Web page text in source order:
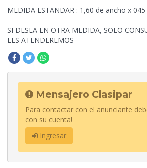
MEDIDA ESTANDAR : 1,60 de ancho x
SI DESEA EN OTRA MEDIDA, SOLO
LES ATENDEREMOS
Mensajero Clasipar
Para contactar con el anunciante
con su cuenta!
Ingresar